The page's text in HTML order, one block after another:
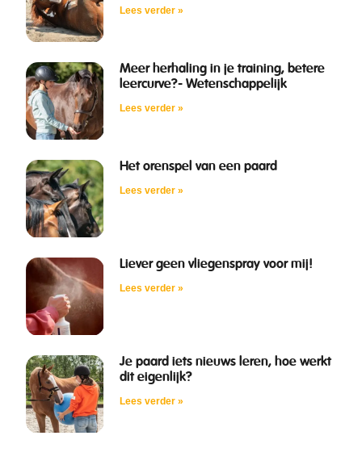
Lees verder »
Meer herhaling in je training, betere
leercurve?- Wetenschappelijk
Lees verder »
Het orenspel van een paard
Lees verder »
Liever geen vliegenspray voor mij!
Lees verder »
Je paard iets nieuws leren, hoe werkt
dit eigenlijk?
Lees verder »